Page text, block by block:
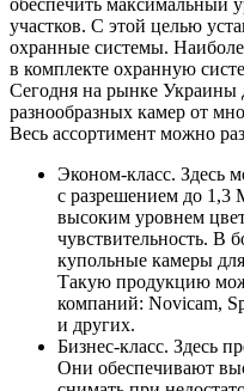
обеспечить максимальный
участков. С этой целью
охранные системы.
в комплекте охранную
Сегодня на рынке Украины
разнообразных камер от
Весь ассортимент можно
Эконом-класс. Здесь
с разрешением до 1,3
высоким уровнем
чувствительность. В
купольные камеры
Такую продукцию
компаний: Novicam,
и других.
Бизнес-класс. Здесь
Они обеспечивают